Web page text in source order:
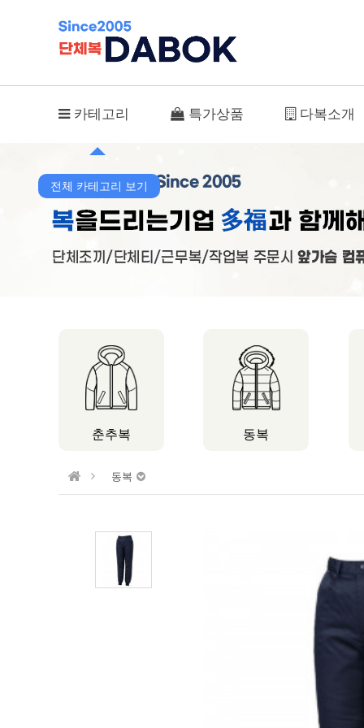
카테고리 특가상품 다복소개
전체 카테고리 보기
춘추복 동복
동복